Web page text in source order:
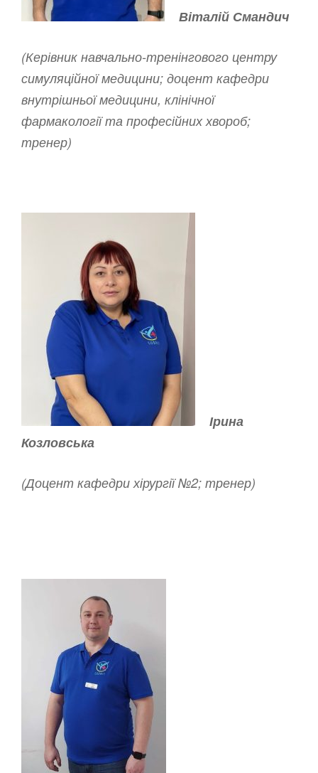
Віталій Смандич
(Керівник навчально-тренінгового центру
симуляційної медицини; доцент кафедри
внутрішньої медицини, клінічної
фармакології та професійних хвороб;
тренер)
Ірина
Козловська
(Доцент кафедри хірургії №2; тренер)